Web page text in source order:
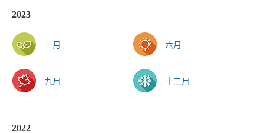
2023
三月 六月
九月 十二月
2022